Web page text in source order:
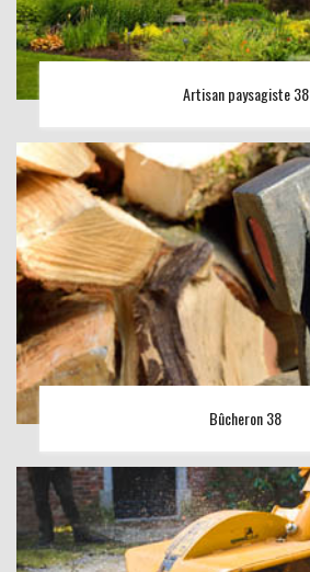
Artisan paysagiste 38
Bûcheron 38